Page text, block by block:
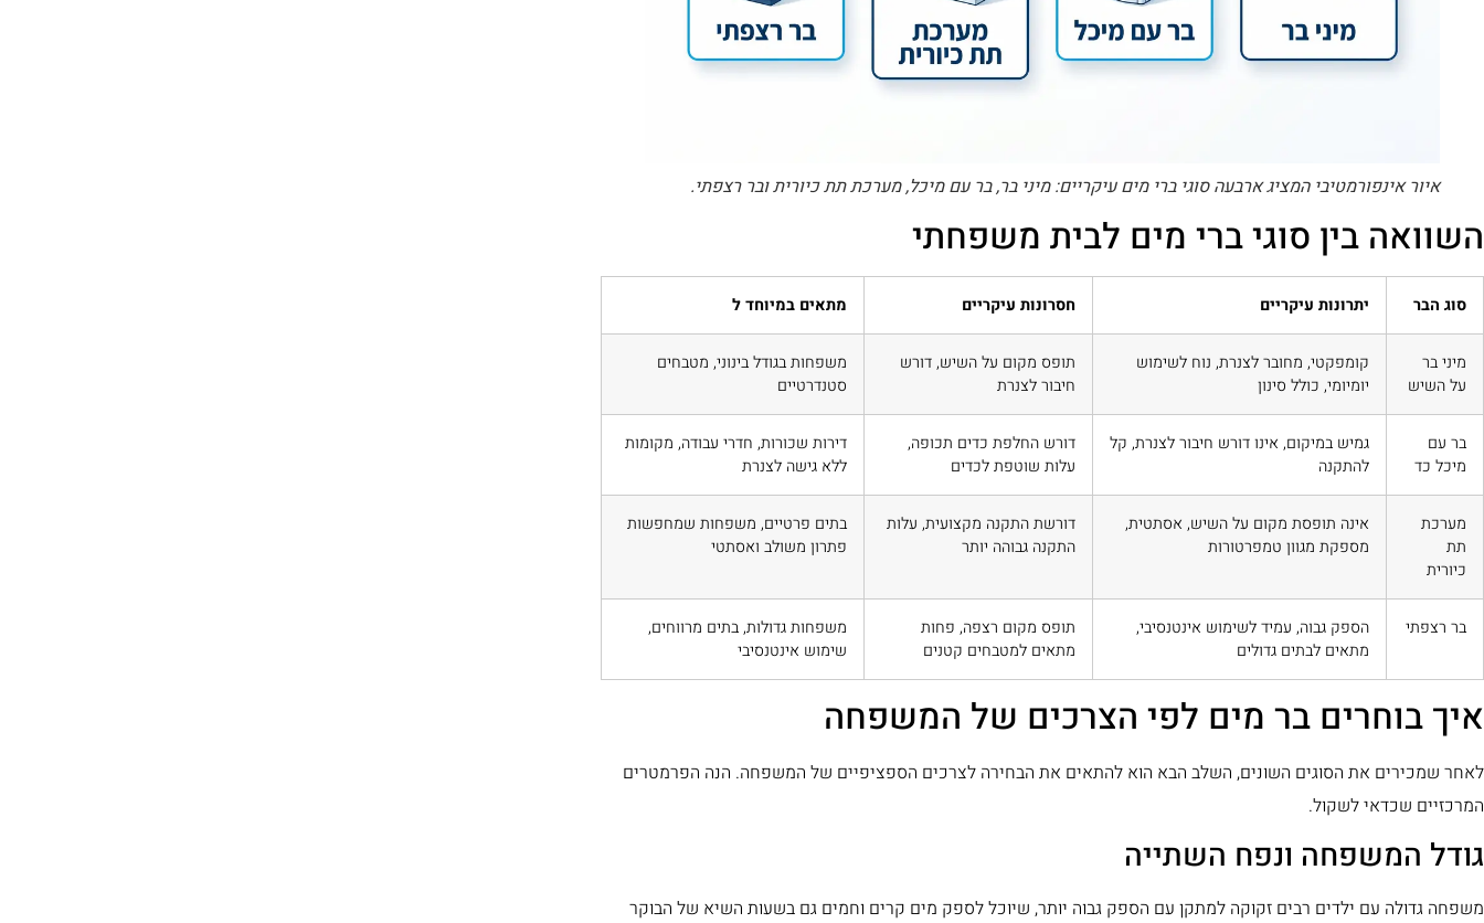
איור אינפורמטיבי המציג ארבעה סוגי ברי מים עיקריים: מיני בר, בר עם מיכל, מערכת תת כיורית ובר רצפתי.
השוואה בין סוגי ברי מים לבית משפחתי
סוג הבר יתרונות עיקריים חסרונות עיקריים מתאים במיוחד ל
מיני בר
על השיש
קומפקטי, מחובר לצנרת, נוח לשימוש
יומיומי, כולל סינון
תופס מקום על השיש, דורש
חיבור לצנרת
משפחות בגודל בינוני, מטבחים
סטנדרטיים
בר עם
מיכל כד
גמיש במיקום, אינו דורש חיבור לצנרת, קל
להתקנה
דורש החלפת כדים תכופה,
עלות שוטפת לכדים
דירות שכורות, חדרי עבודה, מקומות
ללא גישה לצנרת
מערכת
תת
כיורית
אינה תופסת מקום על השיש, אסתטית,
מספקת מגוון טמפרטורות
דורשת התקנה מקצועית, עלות
התקנה גבוהה יותר
בתים פרטיים, משפחות שמחפשות
פתרון משולב ואסתטי
בר רצפתי
הספק גבוה, עמיד לשימוש אינטנסיבי,
מתאים לבתים גדולים
תופס מקום רצפה, פחות
מתאים למטבחים קטנים
משפחות גדולות, בתים מרווחים,
שימוש אינטנסיבי
איך בוחרים בר מים לפי הצרכים של המשפחה
לאחר שמכירים את הסוגים השונים, השלב הבא הוא להתאים את הבחירה לצרכים הספציפיים של המשפחה. הנה הפרמטרים
המרכזיים שכדאי לשקול.
גודל המשפחה ונפח השתייה
משפחה גדולה עם ילדים רבים זקוקה למתקן עם הספק גבוה יותר, שיוכל לספק מים קרים וחמים גם בשעות השיא של הבוקר